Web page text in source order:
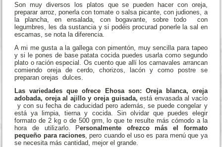
Son muy diversos los platos que se pueden hacer con oreja,
preparar arroz, ponerla con tomate o salsa picante, con judiones, a
la plancha, en ensalada, con bogavante, sobre todo con
legumbres, les da sustancia y si podéis procurad ponerle la sal en
escamas, se nota la diferencia.
A mi me gusta a la gallega con pimentón, muy sencilla para tapeo
y si le pones de base patata cocida puedes usarla como segundo
plato o ración especial. Os cuento que allí los carnavales arrancan
comiendo oreja de cerdo, chorizos, lacón y como postre se
preparan orejas dulces.
Las variedades que ofrece Ehosa son: Oreja blanca, oreja
adobada, oreja al ajillo y oreja guisada,está envasada al vacío
y con su fecha de caducidad pero además, se puede congelar y
está ya limpia, tierna y cocida. Sin olvidar que puedes elegir
formato de 2 kg o de 500 grm, lo que te resulte más cómodo a la
hora de utilizarlo. Personalmente ofrezco más el formato
pequeño para raciones , pero cuando el uso es para menú que ya
se necesita más cantidad, mejor el grande.